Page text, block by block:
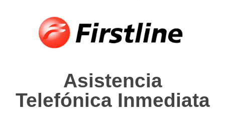
Asistencia
Telefónica Inmediata